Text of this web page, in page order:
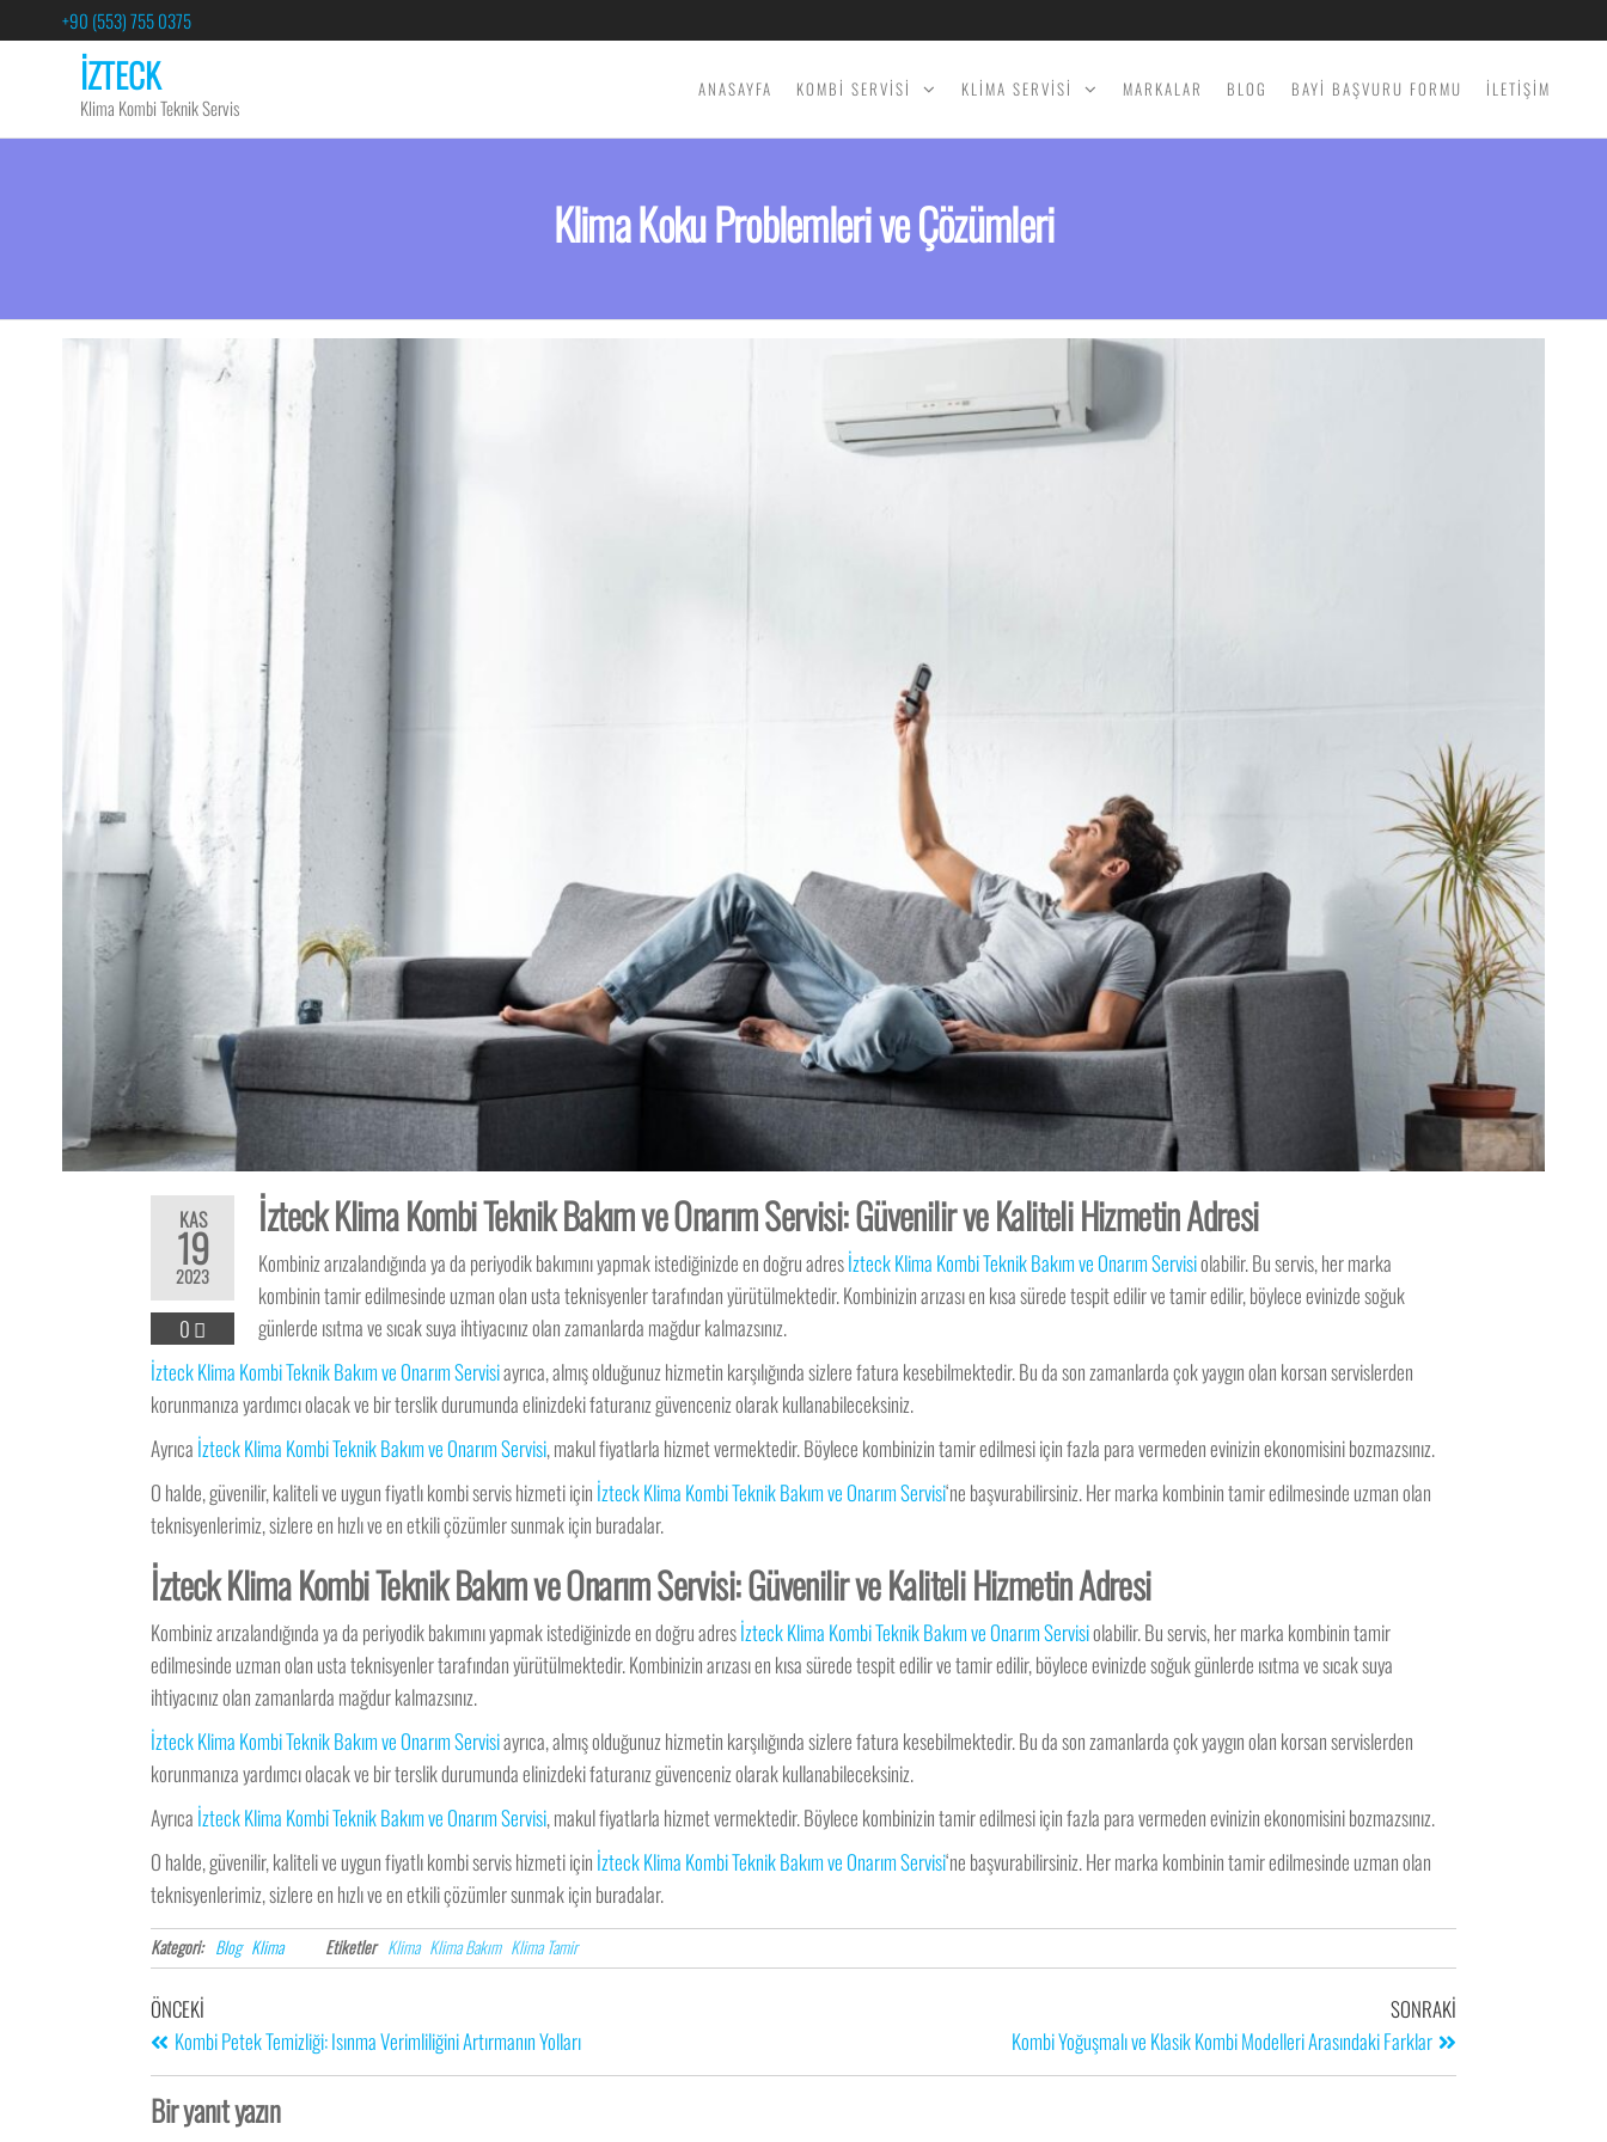
+90 (553) 755 0375
İZTECK
Klima Kombi Teknik Servis
ANASAYFA KOMBİ SERVİSİ KLİMA SERVİSİ MARKALAR BLOG BAYİ BAŞVURU FORMU İLETİŞİM
Klima Koku Problemleri ve Çözümleri
KAS
19
2023
0
İzteck Klima Kombi Teknik Bakım ve Onarım Servisi: Güvenilir ve Kaliteli Hizmetin Adresi
Kombiniz arızalandığında ya da periyodik bakımını yapmak istediğinizde en doğru adresİzteck Klima Kombi Teknik Bakım ve Onarım Servisiolabilir. Bu servis, her marka
kombinin tamir edilmesinde uzman olan usta teknisyenler tarafından yürütülmektedir. Kombinizin arızası en kısa sürede tespit edilir ve tamir edilir, böylece evinizde soğuk
günlerde ısıtma ve sıcak suya ihtiyacınız olan zamanlarda mağdur kalmazsınız.
İzteck Klima Kombi Teknik Bakım ve Onarım Servisiayrıca, almış olduğunuz hizmetin karşılığında sizlere fatura kesebilmektedir. Bu da son zamanlarda çok yaygın olan korsan servislerden
korunmanıza yardımcı olacak ve bir terslik durumunda elinizdeki faturanız güvenceniz olarak kullanabileceksiniz.
Ayrıca İzteck Klima Kombi Teknik Bakım ve Onarım Servisi, makul fiyatlarla hizmet vermektedir. Böylece kombinizin tamir edilmesi için fazla para vermeden evinizin ekonomisini bozmazsınız.
O halde, güvenilir, kaliteli ve uygun fiyatlı kombi servis hizmeti için İzteck Klima Kombi Teknik Bakım ve Onarım Servisi‘ne başvurabilirsiniz. Her marka kombinin tamir edilmesinde uzman olan
teknisyenlerimiz, sizlere en hızlı ve en etkili çözümler sunmak için buradalar.
İzteck Klima Kombi Teknik Bakım ve Onarım Servisi: Güvenilir ve Kaliteli Hizmetin Adresi
Kombiniz arızalandığında ya da periyodik bakımını yapmak istediğinizde en doğru adresİzteck Klima Kombi Teknik Bakım ve Onarım Servisiolabilir. Bu servis, her marka kombinin tamir
edilmesinde uzman olan usta teknisyenler tarafından yürütülmektedir. Kombinizin arızası en kısa sürede tespit edilir ve tamir edilir, böylece evinizde soğuk günlerde ısıtma ve sıcak suya
ihtiyacınız olan zamanlarda mağdur kalmazsınız.
İzteck Klima Kombi Teknik Bakım ve Onarım Servisiayrıca, almış olduğunuz hizmetin karşılığında sizlere fatura kesebilmektedir. Bu da son zamanlarda çok yaygın olan korsan servislerden
korunmanıza yardımcı olacak ve bir terslik durumunda elinizdeki faturanız güvenceniz olarak kullanabileceksiniz.
Ayrıca İzteck Klima Kombi Teknik Bakım ve Onarım Servisi, makul fiyatlarla hizmet vermektedir. Böylece kombinizin tamir edilmesi için fazla para vermeden evinizin ekonomisini bozmazsınız.
O halde, güvenilir, kaliteli ve uygun fiyatlı kombi servis hizmeti için İzteck Klima Kombi Teknik Bakım ve Onarım Servisi‘ne başvurabilirsiniz. Her marka kombinin tamir edilmesinde uzman olan
teknisyenlerimiz, sizlere en hızlı ve en etkili çözümler sunmak için buradalar.
Kategori: Blog Klima Etiketler Klima Klima Bakım Klima Tamir
ÖNCEKI
Kombi Petek Temizliği: Isınma Verimliliğini Artırmanın Yolları
SONRAKI
Kombi Yoğuşmalı ve Klasik Kombi Modelleri Arasındaki Farklar
Bir yanıt yazın